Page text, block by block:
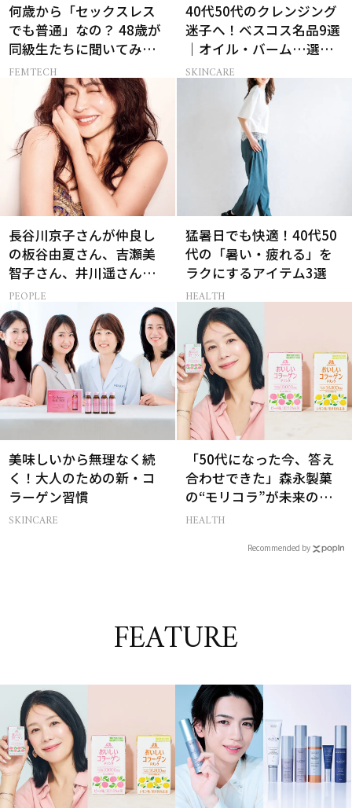
何歳から「セックスレス
でも普通」なの？ 48歳が
同級生たちに聞いてみた
ら…
FEMTECH
40代50代のクレンジング
迷子へ！ベスコス名品9選
｜オイル・バーム…選び
方の正解は？
SKINCARE
長谷川京子さんが仲良し
の板谷由夏さん、吉瀬美
智子さん、井川遥さんと
集まる理由は…
PEOPLE
猛暑日でも快適！40代50
代の「暑い・疲れる」を
ラクにするアイテム3選
HEALTH
美味しいから無理なく続
く！大人のための新・コ
ラーゲン習慣
SKINCARE
「50代になった今、答え
合わせできた」森永製菓
の“モリコラ”が未来のキ
レイを連れてくる！
HEALTH
Recommended by
FEATURE